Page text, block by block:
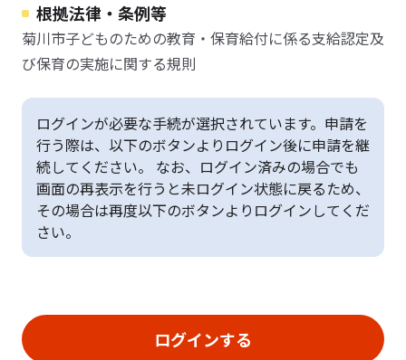
根拠法律・条例等
菊川市子どものための教育・保育給付に係る支給認定及
び保育の実施に関する規則
ログインが必要な手続が選択されています。申請を
行う際は、以下のボタンよりログイン後に申請を継
続してください。 なお、ログイン済みの場合でも
画面の再表示を行うと未ログイン状態に戻るため、
その場合は再度以下のボタンよりログインしてくだ
さい。